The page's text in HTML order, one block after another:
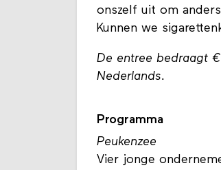
onszelf uit om
Kunnen we
De entree bedraagt
Nederlands.
Programma
Peukenzee
Vier jonge